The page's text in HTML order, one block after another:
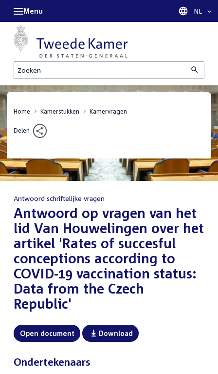
Zoeken
Menu Taal
NL
Home Kamerstukken Kamervragen
Delen
Antwoord schriftelijke vragen
Antwoord op vragen van het
lid Van Houwelingen over het
artikel 'Rates of succesful
conceptions according to
COVID-19 vaccination status:
Data from the Czech
Republic'
Open document Download
Ondertekenaars